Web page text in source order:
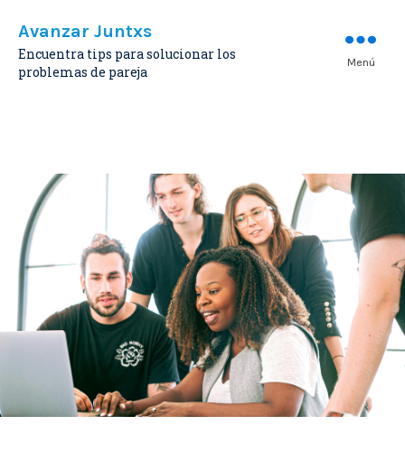
Avanzar Juntxs
Encuentra tips para solucionar los
problemas de pareja
Menú